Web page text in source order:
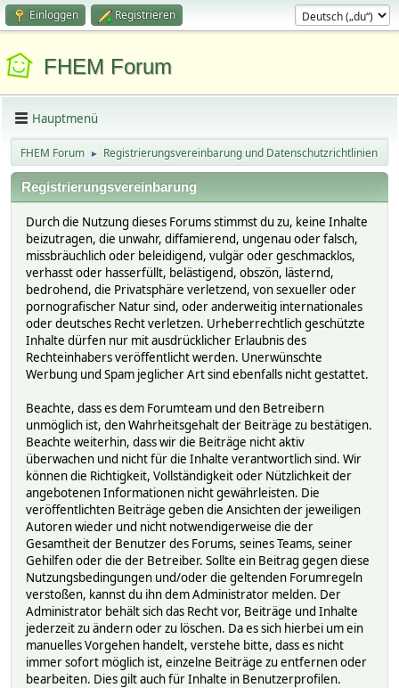
Einloggen Registrieren
FHEM Forum
Hauptmenü
FHEM Forum ► Registrierungsvereinbarung und Datenschutzrichtlinien
Registrierungsvereinbarung
Durch die Nutzung dieses Forums stimmst du zu, keine Inhalte
beizutragen, die unwahr, diffamierend, ungenau oder falsch,
missbräuchlich oder beleidigend, vulgär oder geschmacklos,
verhasst oder hasserfüllt, belästigend, obszön, lästernd,
bedrohend, die Privatsphäre verletzend, von sexueller oder
pornografischer Natur sind, oder anderweitig internationales
oder deutsches Recht verletzen. Urheberrechtlich geschützte
Inhalte dürfen nur mit ausdrücklicher Erlaubnis des
Rechteinhabers veröffentlicht werden. Unerwünschte
Werbung und Spam jeglicher Art sind ebenfalls nicht gestattet.
Beachte, dass es dem Forumteam und den Betreibern
unmöglich ist, den Wahrheitsgehalt der Beiträge zu bestätigen.
Beachte weiterhin, dass wir die Beiträge nicht aktiv
überwachen und nicht für die Inhalte verantwortlich sind. Wir
können die Richtigkeit, Vollständigkeit oder Nützlichkeit der
angebotenen Informationen nicht gewährleisten. Die
veröffentlichten Beiträge geben die Ansichten der jeweiligen
Autoren wieder und nicht notwendigerweise die der
Gesamtheit der Benutzer des Forums, seines Teams, seiner
Gehilfen oder die der Betreiber. Sollte ein Beitrag gegen diese
Nutzungsbedingungen und/oder die geltenden Forumregeln
verstoßen, kannst du ihn dem Administrator melden. Der
Administrator behält sich das Recht vor, Beiträge und Inhalte
jederzeit zu ändern oder zu löschen. Da es sich hierbei um ein
manuelles Vorgehen handelt, verstehe bitte, dass es nicht
immer sofort möglich ist, einzelne Beiträge zu entfernen oder
bearbeiten. Dies gilt auch für Inhalte in Benutzerprofilen.